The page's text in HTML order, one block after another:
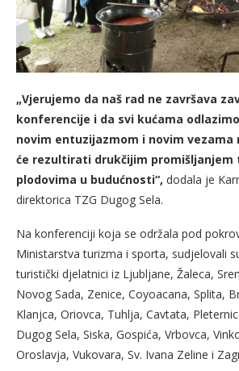
„Vjerujemo da naš rad ne završava
konferencije i da svi kućama
novim entuzijazmom i novim vezama
će rezultirati drukčijim promišljanjem
plodovima u budućnosti“, dodala je
direktorica TZG Dugog Sela.
Na konferenciji koja se održala pod
Ministarstva turizma i sporta, sudjelovali
turistički djelatnici iz Ljubljane, Žaleca,
Novog Sada, Zenice, Coyoacana, Splita,
Klanjca, Oriovca, Tuhlja, Cavtata,
Dugog Sela, Siska, Gospića, Vrbovca,
Oroslavja, Vukovara, Sv. Ivana Zeline i